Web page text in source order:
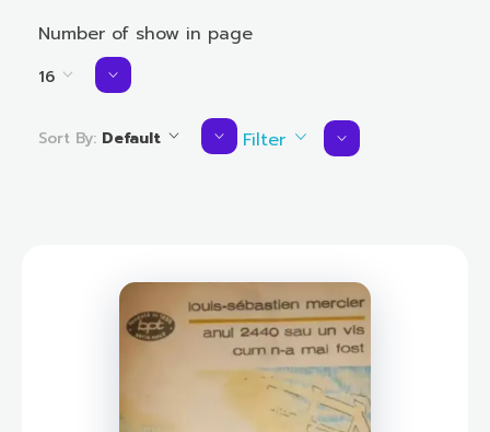
Number of show in page
16
Sort By: Default Filter